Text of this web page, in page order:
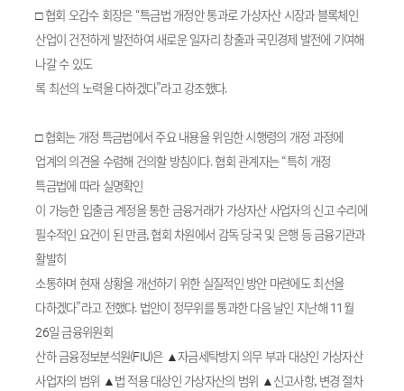
□ 협회 오갑수 회장은 “특금법 개정안 통과로 가상자산 시장과 블록체인
산업이 건전하게 발전하여 새로운 일자리 창출과 국민경제 발전에 기여해
나갈 수 있도
록 최선의 노력을 다하겠다”라고 강조했다.
□ 협회는 개정 특금법에서 주요 내용을 위임한 시행령의 개정 과정에
업계의 의견을 수렴해 건의할 방침이다. 협회 관계자는 “특히 개정
특금법에 따라 실명확인
이 가능한 입출금 계정을 통한 금융거래가 가상자산 사업자의 신고 수리에
필수적인 요건이 된 만큼, 협회 차원에서 감독 당국 및 은행 등 금융기관과
활발히
소통하며 현재 상황을 개선하기 위한 실질적인 방안 마련에도 최선을
다하겠다”라고 전했다. 법안이 정무위를 통과한 다음 날인 지난해 11월
26일 금융위원회
산하 금융정보분석원(FIU)은 ▲자금세탁방지 의무 부과 대상인 가상자산
사업자의 범위 ▲법 적용 대상인 가상자산의 범위 ▲신고사항, 변경 절차